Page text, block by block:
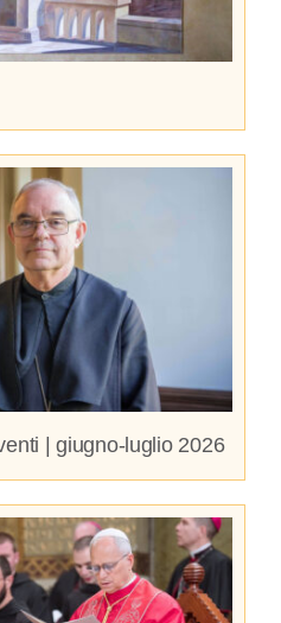
| giugno-luglio 2026